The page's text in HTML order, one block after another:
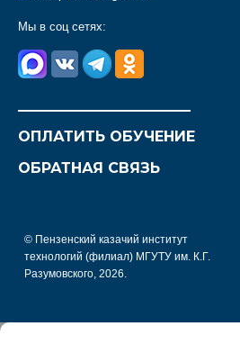
Мы в соц сетях:
ОПЛАТИТЬ ОБУЧЕНИЕ
ОБРАТНАЯ СВЯЗЬ
© Пензенский казачий институт
технологий (филиал) МГУТУ им. К.Г.
Разумовского, 2026.